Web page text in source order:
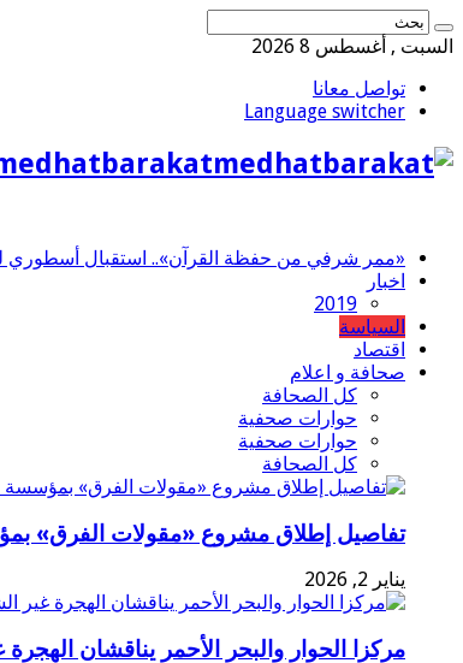
السبت , أغسطس 8 2026
تواصل معانا
Language switcher
«ممر شرفي من حفظة القرآن».. استقبال أسطوري
اخبار
2019
السياسة
اقتصاد
صحافة و اعلام
كل الصحافة
حوارات صحفية
حوارات صحفية
كل الصحافة
تفاصيل إطلاق مشروع «مقولات الفرق»
يناير 2, 2026
مركزا الحوار والبحر الأحمر يناقشان